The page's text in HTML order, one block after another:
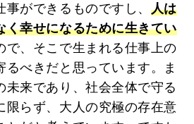
ができるものですし、 人は
く幸せになるために生きてい
で、そこで生まれる仕事上の
るべきだと思っています。ま
未来であり、社会全体で守る
限らず、大人の究極の存在意